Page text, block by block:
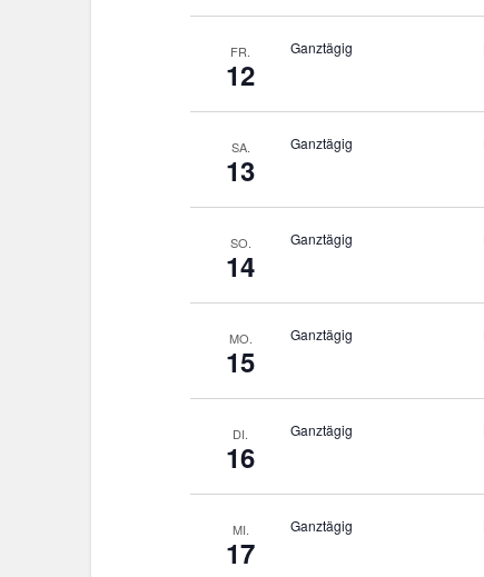
FR.
12
Ganztägig
SA.
13
Ganztägig
SO.
14
Ganztägig
MO.
15
Ganztägig
DI.
16
Ganztägig
MI.
17
Ganztägig